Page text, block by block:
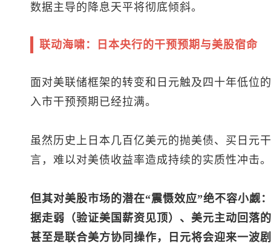
数据主导的降息天平将彻底倾斜。
联动海啸：日本央行的干预预期与美股宿命
面对美联储框架的转变和日元触及四十年低位
入市干预预期已经拉满。
虽然历史上日本几百亿美元的抛美债、买日元
言，难以对美债收益率造成持续的实质性冲击。
但其对美股市场的潜在“震慑效应”绝不容小觑
据走弱（验证美国薪资见顶）、美元主动回落
甚至是联合美方协同操作，日元将会迎来一波